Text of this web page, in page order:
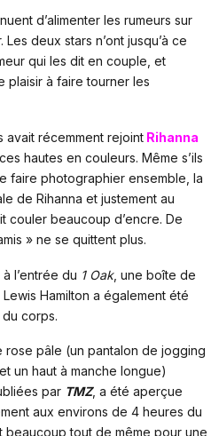
d’alimenter les rumeurs sur
deux stars n’ont jusqu’à ce
qui les dit en couple, et
plaisir à faire tourner les
avait récemment rejoint Rihanna
hautes en couleurs. Même s’ils
faire photographier ensemble, la
de Rihanna et justement au
couler beaucoup d’encre. De
» ne se quittent plus.
l’entrée du 1 Oak, une boîte de
Hamilton a également été
corps.
rose pâle (un pantalon de jogging
un haut à manche longue)
par TMZ, a été aperçue
aux environs de 4 heures du
beaucoup tout de même pour une